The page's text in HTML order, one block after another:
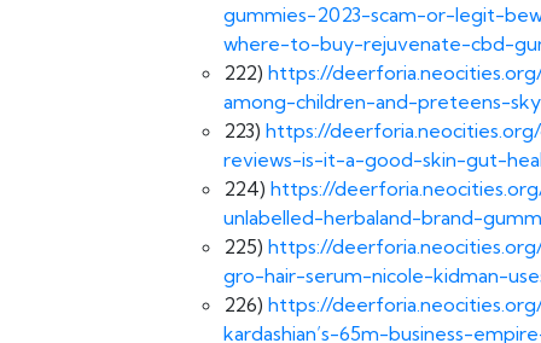
gummies-2023-scam-or-legit-
where-to-buy-rejuvenate-cbd-
222) https://
among-children-and-preteens-
223) https://
reviews-is-it-a-good-skin-gut-
224) https://
unlabelled-herbaland-brand-
225) https://
gro-hair-serum-nicole-kidman-
226) https://
kardashian’s-65m-business-